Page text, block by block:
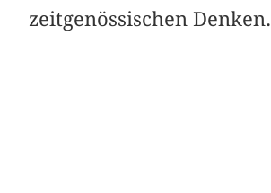
zeitgenössischen Denken.